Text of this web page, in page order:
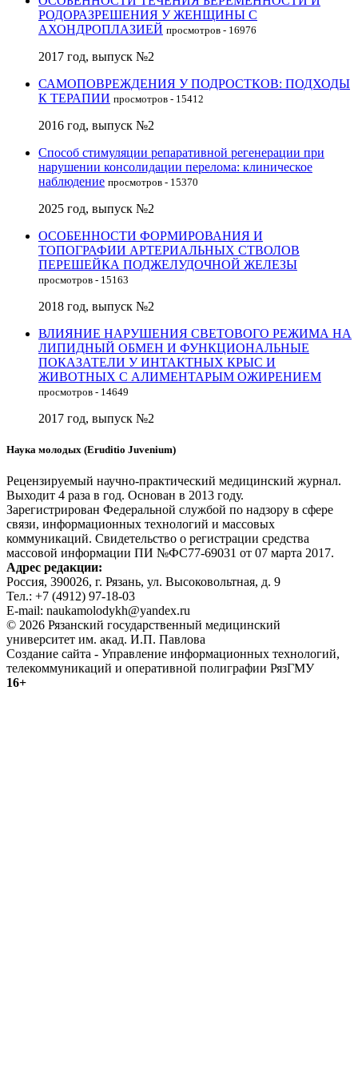
РОДОРАЗРЕШЕНИЯ У ЖЕНЩИНЫ С
АХОНДРОПЛАЗИЕЙ просмотров - 16976
2017 год, выпуск №2
САМОПОВРЕЖДЕНИЯ У ПОДРОСТКОВ: ПОДХОДЫ
К ТЕРАПИИ просмотров - 15412
2016 год, выпуск №2
Способ стимуляции репаративной регенерации при
нарушении консолидации перелома: клиническое
наблюдение просмотров - 15370
2025 год, выпуск №2
ОСОБЕННОСТИ ФОРМИРОВАНИЯ И
ТОПОГРАФИИ АРТЕРИАЛЬНЫХ СТВОЛОВ
ПЕРЕШЕЙКА ПОДЖЕЛУДОЧНОЙ ЖЕЛЕЗЫ
просмотров - 15163
2018 год, выпуск №2
ВЛИЯНИЕ НАРУШЕНИЯ СВЕТОВОГО РЕЖИМА НА
ЛИПИДНЫЙ ОБМЕН И ФУНКЦИОНАЛЬНЫЕ
ПОКАЗАТЕЛИ У ИНТАКТНЫХ КРЫС И
ЖИВОТНЫХ С АЛИМЕНТАРЫМ ОЖИРЕНИЕМ
просмотров - 14649
2017 год, выпуск №2
Наука молодых (Eruditio Juvenium)
Рецензируемый научно-практический медицинский журнал.
Выходит 4 раза в год. Основан в 2013 году.
Зарегистрирован Федеральной службой по надзору в сфере
связи, информационных технологий и массовых
коммуникаций. Свидетельство о регистрации средства
массовой информации ПИ №ФС77-69031 от 07 марта 2017.
Адрес редакции:
Россия, 390026, г. Рязань, ул. Высоковольтная, д. 9
Тел.: +7 (4912) 97-18-03
E-mail: naukamolodykh@yandex.ru
© 2026 Рязанский государственный медицинский
университет им. акад. И.П. Павлова
Создание сайта - Управление информационных технологий,
телекоммуникаций и оперативной полиграфии РязГМУ
16+